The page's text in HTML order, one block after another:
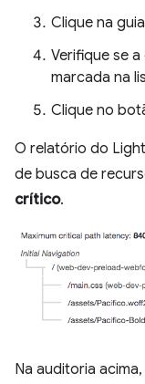
Clique na guia
Verifique se
marcada na
Clique no
O relatório do
de busca de
crítico.
Na auditoria